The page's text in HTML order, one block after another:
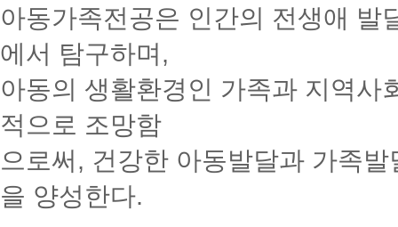
점
+
양
학
점
+
일
50
학
점
=
문
학
사
아동가족전공은 인간의 전생애 발
에서 탐구하며,
아동의 생활환경인 가족과 지역사
적으로 조망함
으로써, 건강한 아동발달과 가족
을 양성한다.